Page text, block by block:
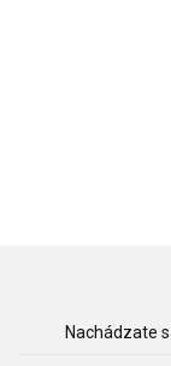
Nachádzate